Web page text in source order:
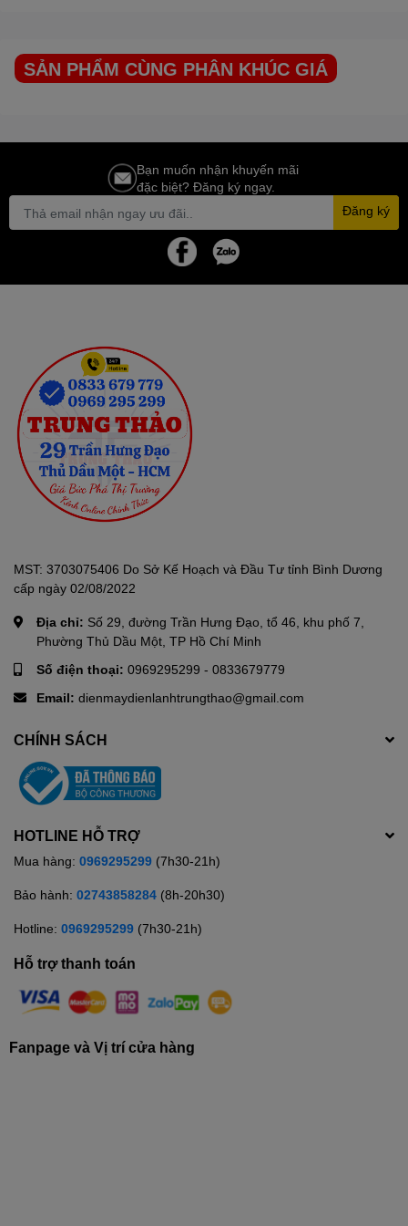
Mặt kính cường lực sang trọng, đẳng cấp
trước tác động bên ngoài.
Giúp cho tủ dễ dàng di chuyển
Tủ SANAKY có trang bị bánh xe thuận tiện cho việc di chuyển tủ
vì tủ đông sở hữu trọng lượng lớn, tủ đông gây nhiều khó khăn
SANAKYLòng côi tủ phẳng dễ dàng vệ sinh, sắp xếp tủ.
TủSANAKYcó trang bị khoá an toàn
Việc mở tủ thường xuyên sẽ làm thất thoát nhiệt, giảm hiệu quả
đông lạnh của tủ, đồng thời tiêu tốn nhiều điện năng không cần
thiết. Khóa an toàn sẽ giúp người sử dụng kiểm soát tốt hơn hoạt
động đóng – mở tủ đông.
SẢN PHẨM CÙNG PHÂN KHÚC GIÁ
Bạn muốn nhận khuyến mãi
đặc biệt? Đăng ký ngay.
Đăng ký
MST: 3703075406 Do Sở Kế Hoạch và Đầu Tư tỉnh Bình Dương
cấp ngày 02/08/2022
Địa chỉ: Số 29, đường Trần Hưng Đạo, tổ 46, khu phố 7,
Phường Thủ Dầu Một, TP Hồ Chí Minh
Số điện thoại: 0969295299 - 0833679779
Email: dienmaydienlanhtrungthao@gmail.com
CHÍNH SÁCH
HOTLINE HỖ TRỢ
Mua hàng: 0969295299 (7h30-21h)
Bảo hành: 02743858284 (8h-20h30)
Hotline: 0969295299 (7h30-21h)
Hỗ trợ thanh toán
Fanpage và Vị trí cửa hàng